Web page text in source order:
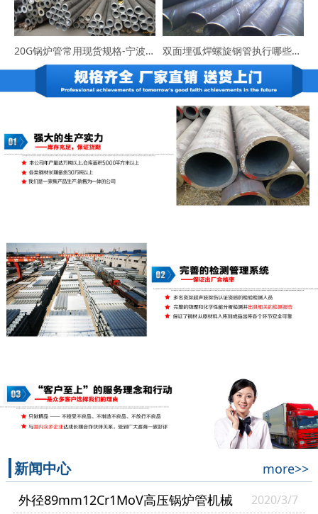
20G锅炉管常用现货规格-宁波易程大东货源充足 双面埋弧焊螺旋钢管执行哪些标准？
新闻中心
more>>
外径89mm12Cr1MoV高压锅炉管机械
2020/3/7